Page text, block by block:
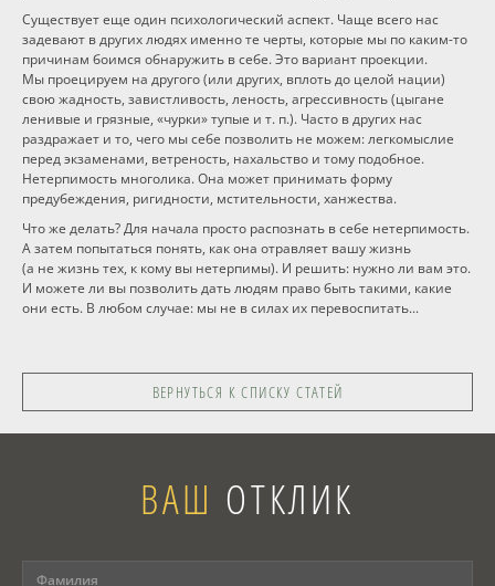
Существует еще один психологический аспект. Чаще всего нас
задевают в других людях именно те черты, которые мы по каким-то
причинам боимся обнаружить в себе. Это вариант проекции.
Мы проецируем на другого (или других, вплоть до целой нации)
свою жадность, завистливость, леность, агрессивность (цыгане
ленивые и грязные, «чурки» тупые и т. п.). Часто в других нас
раздражает и то, чего мы себе позволить не можем: легкомыслие
перед экзаменами, ветреность, нахальство и тому подобное.
Нетерпимость многолика. Она может принимать форму
предубеждения, ригидности, мстительности, ханжества.
Что же делать? Для начала просто распознать в себе нетерпимость.
А затем попытаться понять, как она отравляет вашу жизнь
(а не жизнь тех, к кому вы нетерпимы). И решить: нужно ли вам это.
И можете ли вы позволить дать людям право быть такими, какие
они есть. В любом случае: мы не в силах их перевоспитать...
ВЕРНУТЬСЯ К СПИСКУ СТАТЕЙ
ВАШ ОТКЛИК